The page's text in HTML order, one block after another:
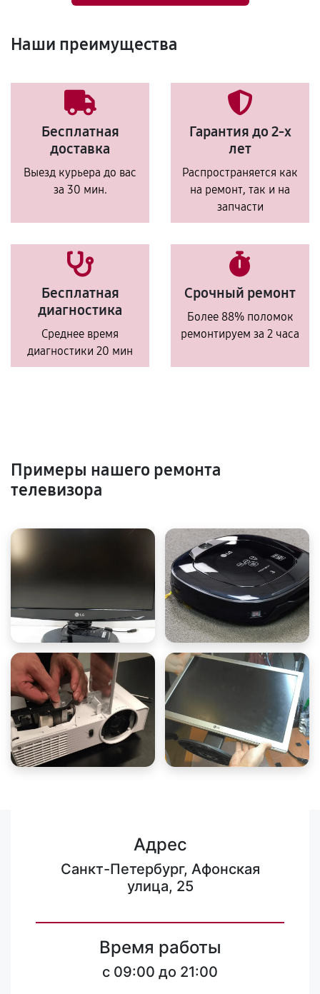
Наши преимущества
Бесплатная
доставка
Выезд курьера до вас
за 30 мин.
Гарантия до 2-х
лет
Распространяется как
на ремонт, так и на
запчасти
Бесплатная
диагностика
Среднее время
диагностики 20 мин
Срочный ремонт
Более 88% поломок
ремонтируем за 2 часа
Примеры нашего ремонта
телевизора
Адрес
Санкт-Петербург, Афонская
улица, 25
Время работы
c 09:00 до 21:00